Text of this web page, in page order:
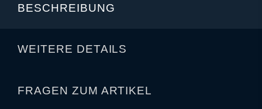
BESCHREIBUNG
WEITERE DETAILS
FRAGEN ZUM ARTIKEL